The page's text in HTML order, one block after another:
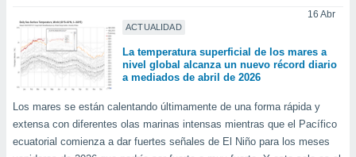
ACTUALIDAD
16 Abr
La temperatura superficial de los mares a
nivel global alcanza un nuevo récord diario
a mediados de abril de 2026
Los mares se están calentando últimamente de una forma rápida y
extensa con diferentes olas marinas intensas mientras que el Pacífico
ecuatorial comienza a dar fuertes señales de El Niño para los meses